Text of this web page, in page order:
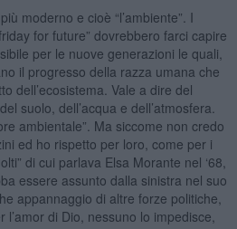
moderno e cioè “l’ambiente”. I
for future” dovrebbero farci capire
per le nuove generazioni le quali,
il progresso della razza umana che
dell’ecosistema. Vale a dire del
suolo, dell’acqua e dell’atmosfera.
ambientale”. Ma siccome non credo
ed ho rispetto per loro, come per i
di cui parlava Elsa Morante nel ‘68,
essere assunto dalla sinistra nel suo
appannaggio di altre forze politiche,
di Dio, nessuno lo impedisce,